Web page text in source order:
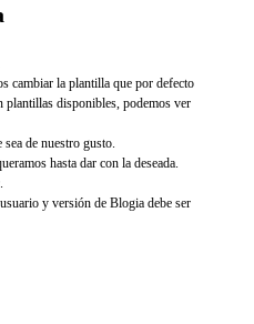
cambiar la plantilla que por defecto
plantillas disponibles, podemos ver
de nuestro gusto.
hasta dar con la deseada.
.
y versión de Blogia debe ser